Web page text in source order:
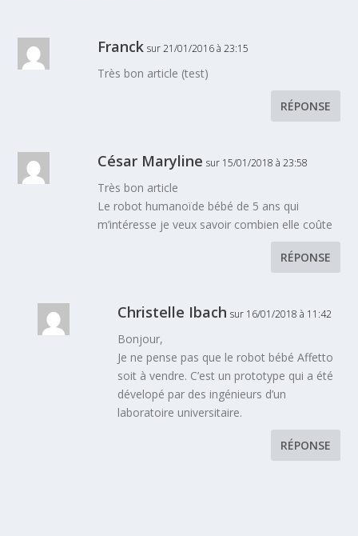
Franck sur 21/01/2016 à 23:15
Très bon article (test)
RÉPONSE
César Maryline sur 15/01/2018 à 23:58
Très bon article
Le robot humanoïde bébé de 5 ans qui
m’intéresse je veux savoir combien elle coûte
RÉPONSE
Christelle Ibach sur 16/01/2018 à 11:42
Bonjour,
Je ne pense pas que le robot bébé Affetto
soit à vendre. C’est un prototype qui a été
dévelopé par des ingénieurs d’un
laboratoire universitaire.
RÉPONSE